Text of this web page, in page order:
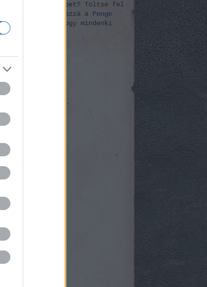
ezeknél pengébbet? Töltse fel
és adja hozzá a Penge
hogy mindenki